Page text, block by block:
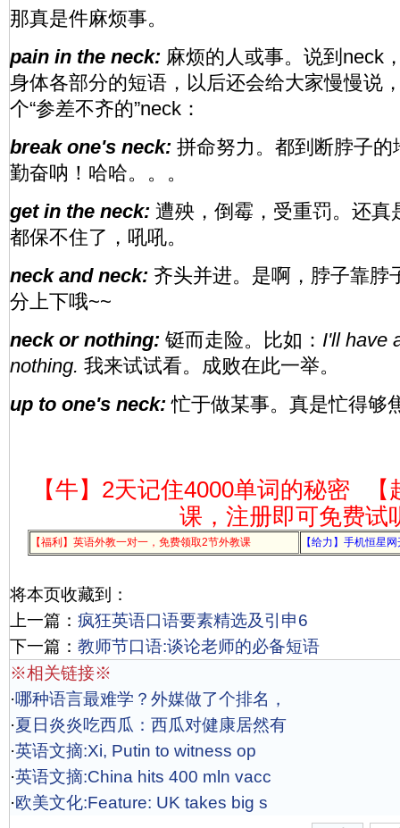
那真是件麻烦事。
pain in the neck: 麻烦的人或事。说到neck
身体各部分的短语，以后还会给大家慢慢说
个“参差不齐的”neck：
break one's neck: 拼命努力。都到断脖子
勤奋呐！哈哈。。。
get in the neck: 遭殃，倒霉，受重罚。还真
都保不住了，吼吼。
neck and neck: 齐头并进。是啊，脖子靠脖
分上下哦~~
neck or nothing: 铤而走险。比如： I'll have
nothing. 我来试试看。成败在此一举。
up to one's neck:忙于做某事。真是忙得够
【牛】2天记住4000单词的秘密
课，注册即可免费试
【福利】英语外教一对一，免费领取2节外教课 【给力】手机恒星
将本页收藏到：
上一篇： 疯狂英语口语要素精选及引申6
下一篇： 教师节口语:谈论老师的必备短语
※相关链接※
·哪种语言最难学？外媒做了个排名，
·夏日炎炎吃西瓜：西瓜对健康居然有
·英语文摘:Xi, Putin to witness op
·英语文摘:China hits 400 mln vacc
·欧美文化:Feature: UK takes big s